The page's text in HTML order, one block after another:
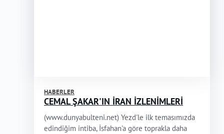
HABERLER
CEMAL ŞAKAR'IN İRAN İZLENİMLERİ
(www.dunyabulteni.net) Yezd'le ilk temasımızda
edindiğim intiba, İsfahan'a göre toprakla daha